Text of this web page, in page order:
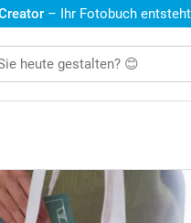
– Ihr Fotobuch